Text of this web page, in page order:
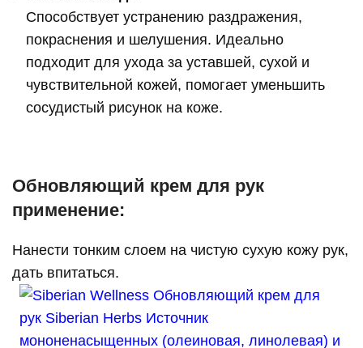
Способствует устранению раздражения,
покраснения и шелушения. Идеально
подходит для ухода за уставшей, сухой и
чувствительной кожей, помогает уменьшить
сосудистый рисунок на коже.
Обновляющий крем для рук
применение:
Нанести тонким слоем на чистую сухую кожу рук,
дать впитаться.